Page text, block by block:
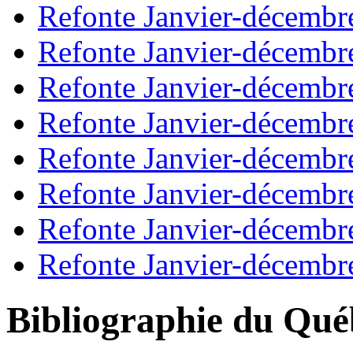
Refonte Janvier-
Refonte Janvier-
Refonte Janvier-
Refonte Janvier-
Refonte Janvier-
Refonte Janvier-
Refonte Janvier-
Refonte Janvier-
Bibliographie du